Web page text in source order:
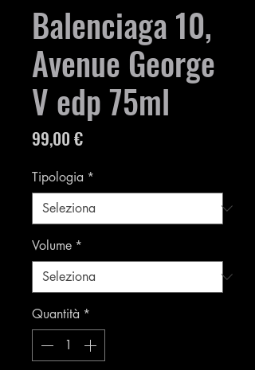
Balenciaga 10,
Avenue George
V edp 75ml
99,00 €Prezzo
Tipologia *
Volume *
Quantità *